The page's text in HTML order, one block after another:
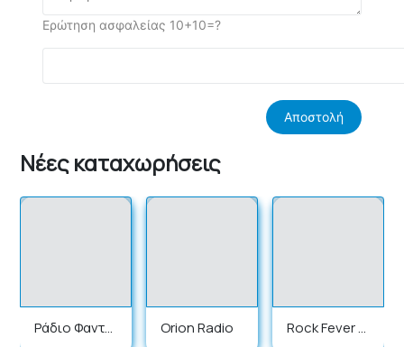
Ερώτηση ασφαλείας 10+10=?
Νέες καταχωρήσεις
Ράδιο Φαντα
Orion Radio
Rock Fever R